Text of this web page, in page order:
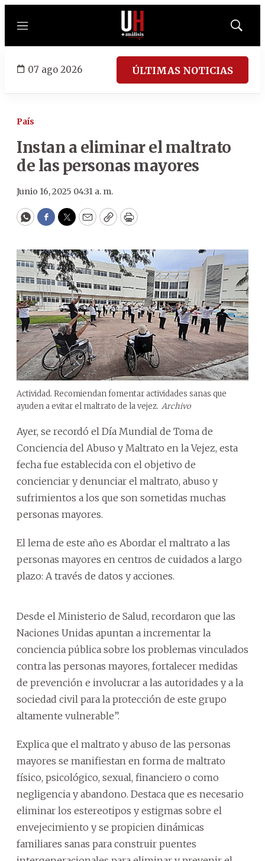
Menú
Mostrar
07 ago 2026 ÚLTIMAS NOTICIAS
País
Instan a eliminar el maltrato
de las personas mayores
Junio 16, 2025 04:31 a. m.
WhatsApp
Facebook
Twitter
EmailCopyPrint
Actividad. Recomiendan fomentar actividades sanas que
ayuden a evitar el maltrato de la vejez. Archivo
Ayer, se recordó el Día Mundial de Toma de
Conciencia del Abuso y Maltrato en la Vejez, esta
fecha fue establecida con el objetivo de
concienciar y denunciar el maltrato, abuso y
sufrimientos a los que son sometidas muchas
personas mayores.
El lema de este año es Abordar el maltrato a las
personas mayores en centros de cuidados a largo
plazo: A través de datos y acciones.
Desde el Ministerio de Salud, recordaron que las
Naciones Unidas apuntan a incrementar la
conciencia pública sobre los problemas vinculados
contra las personas mayores, fortalecer medidas
de prevención e involucrar a las autoridades y a la
sociedad civil para la protección de este grupo
altamente vulnerable”.
Explica que el maltrato y abuso de las personas
mayores se manifiestan en forma de maltrato
físico, psicológico, sexual, financiero o como
negligencia y abandono. Destaca que es necesario
eliminar los estereotipos y estigmas sobre el
envejecimiento y se propicien dinámicas
familiares sanas para construir puentes